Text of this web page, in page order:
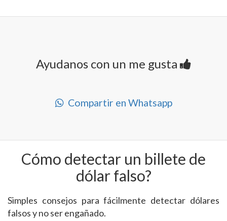
Ayudanos con un me gusta
Compartir en Whatsapp
Cómo detectar un billete de
dólar falso?
Simples consejos para fácilmente detectar dólares
falsos y no ser engañado.